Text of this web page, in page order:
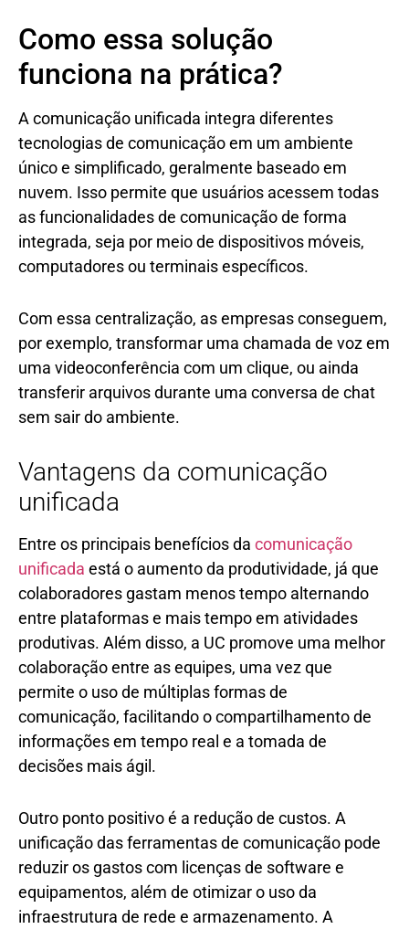
Como essa solução
funciona na prática?
A comunicação unificada integra diferentes
tecnologias de comunicação em um ambiente
único e simplificado, geralmente baseado em
nuvem. Isso permite que usuários acessem todas
as funcionalidades de comunicação de forma
integrada, seja por meio de dispositivos móveis,
computadores ou terminais específicos.
Com essa centralização, as empresas conseguem,
por exemplo, transformar uma chamada de voz em
uma videoconferência com um clique, ou ainda
transferir arquivos durante uma conversa de chat
sem sair do ambiente.
Vantagens da comunicação
unificada
Entre os principais benefícios da comunicação
unificada está o aumento da produtividade, já que
colaboradores gastam menos tempo alternando
entre plataformas e mais tempo em atividades
produtivas. Além disso, a UC promove uma melhor
colaboração entre as equipes, uma vez que
permite o uso de múltiplas formas de
comunicação, facilitando o compartilhamento de
informações em tempo real e a tomada de
decisões mais ágil.
Outro ponto positivo é a redução de custos. A
unificação das ferramentas de comunicação pode
reduzir os gastos com licenças de software e
equipamentos, além de otimizar o uso da
infraestrutura de rede e armazenamento. A